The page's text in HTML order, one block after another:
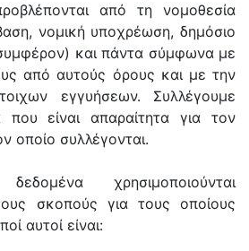
από τη νομοθεσία
νομική υποχρέωση, δημόσιο
και πάντα σύμφωνα με
από αυτούς όρους και με την
εγγυήσεων. Συλλέγουμε
είναι απαραίτητα για τον
οποίο συλλέγονται.
χρησιμοποιούνται
σκοπούς για τους οποίους
αυτοί είναι: